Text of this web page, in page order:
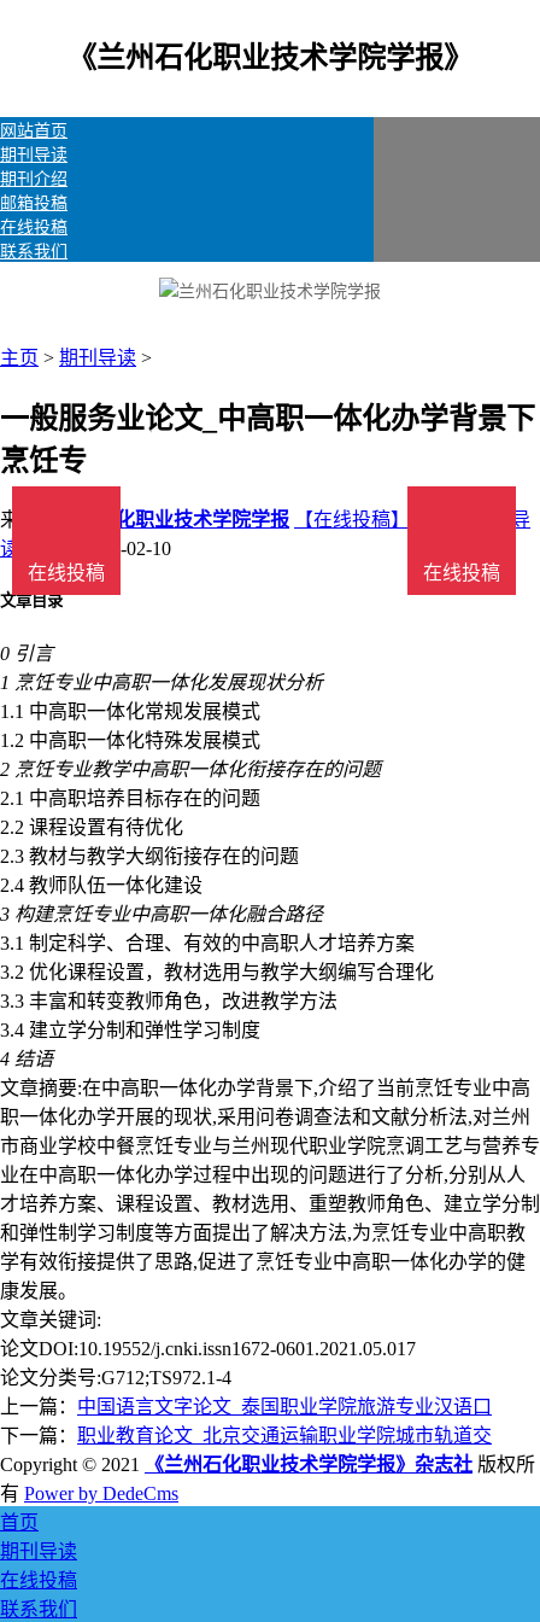
《兰州石化职业技术学院学报》
网站首页
期刊导读
期刊介绍
邮箱投稿
在线投稿
联系我们
主页 > 期刊导读 >
一般服务业论文_中高职一体化办学背景下
烹饪专
来源： 兰州石化职业技术学院学报 【在线投稿】 栏目：
期刊导
读
时间：2022-02-10
文章目录
0 引言
1 烹饪专业中高职一体化发展现状分析
1.1 中高职一体化常规发展模式
1.2 中高职一体化特殊发展模式
2 烹饪专业教学中高职一体化衔接存在的问题
2.1 中高职培养目标存在的问题
2.2 课程设置有待优化
2.3 教材与教学大纲衔接存在的问题
2.4 教师队伍一体化建设
3 构建烹饪专业中高职一体化融合路径
3.1 制定科学、合理、有效的中高职人才培养方案
3.2 优化课程设置，教材选用与教学大纲编写合理化
3.3 丰富和转变教师角色，改进教学方法
3.4 建立学分制和弹性学习制度
4 结语
文章摘要:在中高职一体化办学背景下,介绍了当前烹饪专业中高
职一体化办学开展的现状,采用问卷调查法和文献分析法,对兰州
市商业学校中餐烹饪专业与兰州现代职业学院烹调工艺与营养专
业在中高职一体化办学过程中出现的问题进行了分析,分别从人
才培养方案、课程设置、教材选用、重塑教师角色、建立学分制
和弹性制学习制度等方面提出了解决方法,为烹饪专业中高职教
学有效衔接提供了思路,促进了烹饪专业中高职一体化办学的健
康发展。
文章关键词:
论文DOI:10.19552/j.cnki.issn1672-0601.2021.05.017
论文分类号:G712;TS972.1-4
上一篇： 中国语言文字论文_泰国职业学院旅游专业汉语口
下一篇： 职业教育论文_北京交通运输职业学院城市轨道交
Copyright © 2021
《兰州石化职业技术学院学报》杂志社 版权所
有 Power by DedeCms
首页
期刊导读
在线投稿
联系我们
在线投稿
在线投稿